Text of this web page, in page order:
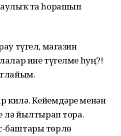
та һорашып
түгел, магазин
ине түгелме һуң?!
килә. Кейемдәре менән
лә йылтырап тора.
баштары төрлө